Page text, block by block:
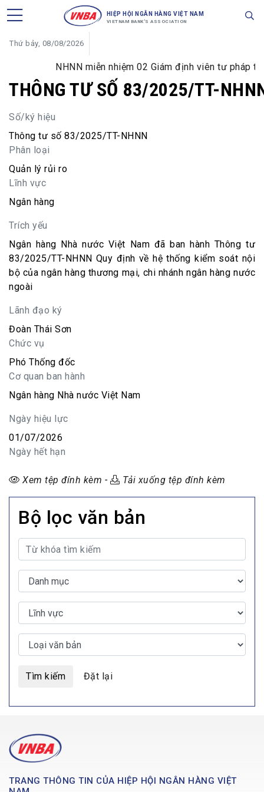
HIỆP HỘI NGÂN HÀNG VIỆT NAM
VIETNAM BANK'S ASSOCIATION
Thứ bảy, 08/08/2026
NHNN miễn nhiệm 02 Giám định viên tư pháp
THÔNG TƯ SỐ 83/2025/TT-
Số/ký hiệu
Thông tư số 83/2025/TT-NHNN
Phân loại
Quản lý rủi ro
Lĩnh vực
Ngân hàng
Trích yếu
Ngân hàng Nhà nước Việt Nam đã ban hành Thông tư
83/2025/TT-NHNN Quy định về hệ thống kiểm soát nội
bộ của ngân hàng thương mại, chi nhánh ngân hàng nước
ngoài
Lãnh đạo ký
Đoàn Thái Sơn
Chức vụ
Phó Thống đốc
Cơ quan ban hành
Ngân hàng Nhà nước Việt Nam
Ngày hiệu lực
01/07/2026
Ngày hết hạn
Xem tệp đính kèm - Tải xuống tệp đính kèm
Bộ lọc văn bản
Tìm kiếm Đặt lại
TRANG THÔNG TIN CỦA HIỆP HỘI NGÂN HÀNG VIỆT